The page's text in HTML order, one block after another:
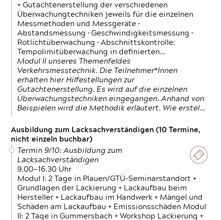
+ Gutachtenerstellung der verschiedenen
Überwachungtechniken jeweils für die einzelnen
Messmethoden und Messgeräte •
Abstandsmessung • Geschwindigkeitsmessung •
Rotlichtüberwachung • Abschnittskontrolle:
Tempolimitüberwachung in definierten…
Modul II unseres Themenfeldes
Verkehrsmesstechnik. Die Teilnehmer*Innen
erhalten hier Hilfestellungen zur
Gutachtenerstellung. Es wird auf die einzelnen
Überwachungstechniken eingegangen. Anhand von
Beispielen wird die Methodik erläutert. Wie erstel…
Ausbildung zum Lacksachverständigen (10 Termine,
nicht einzeln buchbar)
Termin 9/10: Ausbildung zum
Lacksachverständigen
9.00—16.30 Uhr
Modul I: 2 Tage in Plauen/GTÜ-Seminarstandort +
Grundlagen der Lackierung + Lackaufbau beim
Hersteller + Lackaufbau im Handwerk + Mängel und
Schäden am Lackaufbau + Emissionsschäden Modul
II: 2 Tage in Gummersbach + Workshop Lackierung +